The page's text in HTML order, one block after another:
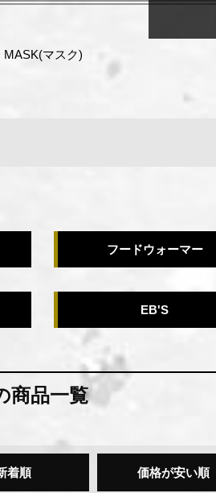
MASK(マスク)
フードウォーマー
EB'S
商品一覧
着順 価格が安い順